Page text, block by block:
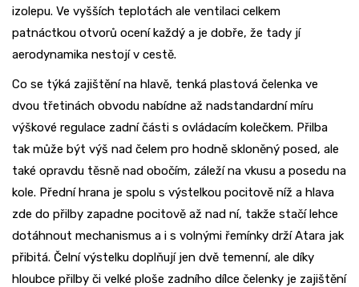
izolepu. Ve vyšších teplotách ale ventilaci celkem
patnáctkou otvorů ocení každý a je dobře, že tady jí
aerodynamika nestojí v cestě.
Co se týká zajištění na hlavě, tenká plastová čelenka ve
dvou třetinách obvodu nabídne až nadstandardní míru
výškové regulace zadní části s ovládacím kolečkem. Přilba
tak může být výš nad čelem pro hodně skloněný posed, ale
také opravdu těsně nad obočím, záleží na vkusu a posedu na
kole. Přední hrana je spolu s výstelkou pocitově níž a hlava
zde do přilby zapadne pocitově až nad ní, takže stačí lehce
dotáhnout mechanismus a i s volnými řemínky drží Atara jak
přibitá. Čelní výstelku doplňují jen dvě temenní, ale díky
hloubce přilby či velké ploše zadního dílce čelenky je zajištění